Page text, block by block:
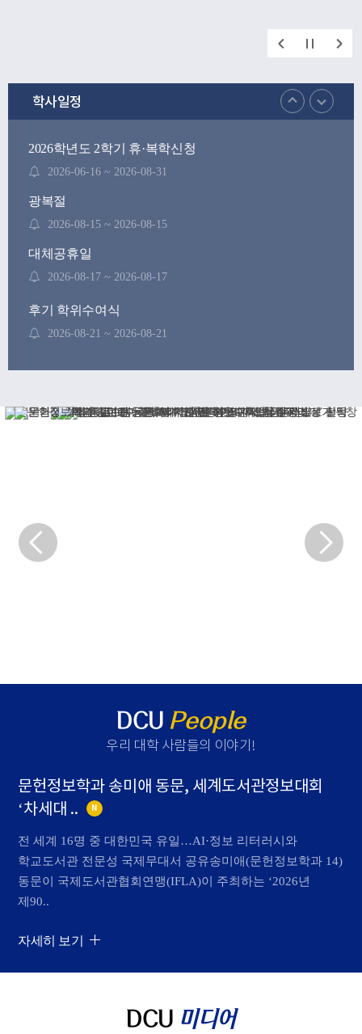
학사일정
2026학년도 2학기 휴·복학신청
2026-06-16 ~ 2026-08-31
광복절
2026-08-15 ~ 2026-08-15
대체공휴일
2026-08-17 ~ 2026-08-17
후기 학위수여식
2026-08-21 ~ 2026-08-21
DCU People
우리 대학 사람들의 이야기 !
문헌정보학과 송미애 동문, 세계도서관정보대회
‘차세대 ..
N
전 세계 16명 중 대한민국 유일…AI·정보 리터러시와
학교도서관 전문성 국제무대서 공유송미애(문헌정보학과 14)
동문이 국제도서관협회연맹(IFLA)이 주최하는 ‘2026년
제90..
자세히 보기
DCU 미디어